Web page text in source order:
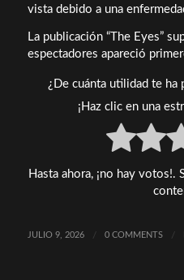
vista debido a una
La publicación “The Eyes”
espectadores apareció
¿De cuánta utilidad te ha
¡Haz clic en una
Hasta ahora, ¡no hay votos!.
JULIO 9, 2026 / 0 COMMENTS /